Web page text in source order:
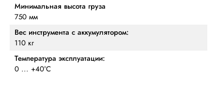
Минимальная высота груза
750 мм
Вес инструмента с аккумулятором:
110 кг
Температура эксплуатации:
0 ... +40°C